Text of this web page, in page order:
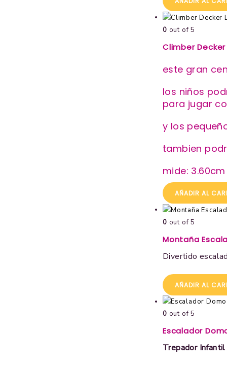
0 out of 5
Climber
este gran
los niños
para jugar
y los
tambien
mide:
AÑADIR AL
0 out of 5
Montaña
Divertido
AÑADIR AL
0 out of 5
Escalador
Trepador